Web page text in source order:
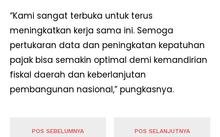
News Week
Magazine PRO
“Kami sangat terbuka untuk terus
meningkatkan kerja sama ini. Semoga
pertukaran data dan peningkatan kepatuhan
pajak bisa semakin optimal demi kemandirian
fiskal daerah dan keberlanjutan
pembangunan nasional,” pungkasnya.
POS SEBELUMNYA POS SELANJUTNYA